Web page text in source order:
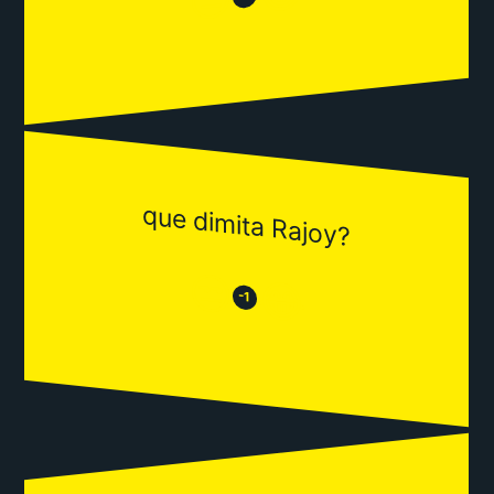
que dimita Rajoy?
😒 -1 😂